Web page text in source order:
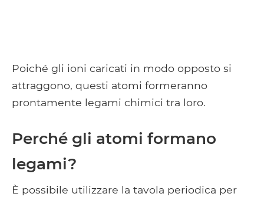
Poiché gli ioni caricati in modo opposto si
attraggono, questi atomi formeranno
prontamente legami chimici tra loro.
Perché gli atomi formano
legami?
È possibile utilizzare la tavola periodica per